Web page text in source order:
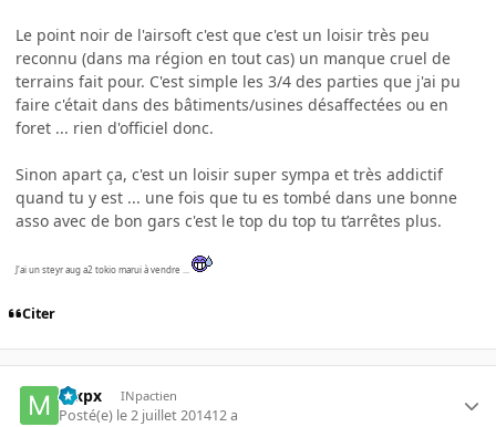
Le point noir de l'airsoft c'est que c'est un loisir très peu
reconnu (dans ma région en tout cas) un manque cruel de
terrains fait pour. C'est simple les 3/4 des parties que j'ai pu
faire c'était dans des bâtiments/usines désaffectées ou en
foret ... rien d'officiel donc.
Sinon apart ça, c'est un loisir super sympa et très addictif
quand tu y est ... une fois que tu es tombé dans une bonne
asso avec de bon gars c'est le top du top tu t’arrêtes plus.
J'ai un steyr aug a2 tokio marui à vendre ...
Citer
mxpx INpactien
Posté(e) le 2 juillet 201412 a